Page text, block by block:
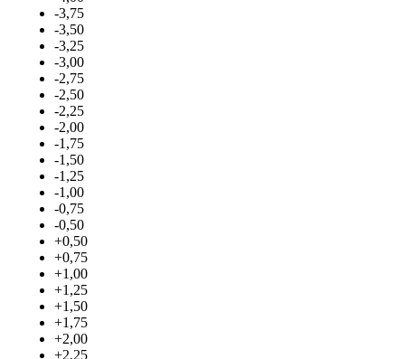
-3,75
-3,50
-3,25
-3,00
-2,75
-2,50
-2,25
-2,00
-1,75
-1,50
-1,25
-1,00
-0,75
-0,50
+0,50
+0,75
+1,00
+1,25
+1,50
+1,75
+2,00
+2,25